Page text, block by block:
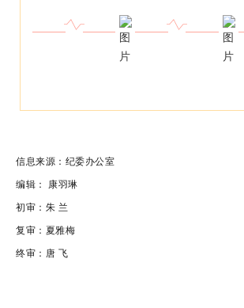
信息来源：纪委办公室
编辑： 康羽琳
初审：朱 兰
复审：夏雅梅
终审：唐 飞